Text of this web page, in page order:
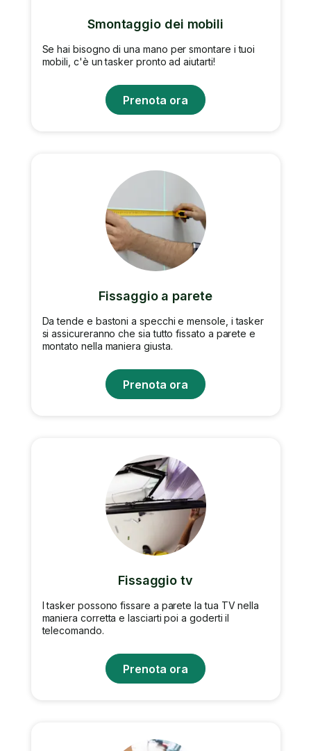
Smontaggio dei mobili
Se hai bisogno di una mano per smontare i tuoi
mobili, c'è un tasker pronto ad aiutarti!
Prenota ora
Fissaggio a parete
Da tende e bastoni a specchi e mensole, i tasker
si assicureranno che sia tutto fissato a parete e
montato nella maniera giusta.
Prenota ora
Fissaggio tv
I tasker possono fissare a parete la tua TV nella
maniera corretta e lasciarti poi a goderti il
telecomando.
Prenota ora